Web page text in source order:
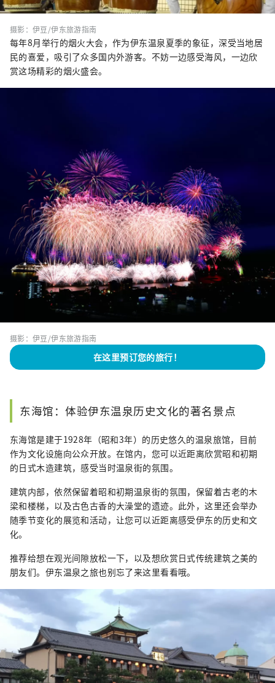
摄影：伊豆/伊东旅游指南
每年8月举行的烟火大会，作为伊东温泉夏季的象征，深受当地居
民的喜爱，吸引了众多国内外游客。不妨一边感受海风，一边欣
赏这场精彩的烟火盛会。
摄影：伊豆/伊东旅游指南
在这里预订您的旅行！
东海馆：体验伊东温泉历史文化的著名景点
东海馆是建于1928年（昭和3年）的历史悠久的温泉旅馆，目前
作为文化设施向公众开放。在馆内，您可以近距离欣赏昭和初期
的日式木造建筑，感受当时温泉街的氛围。
建筑内部，依然保留着昭和初期温泉街的氛围，保留着古老的木
梁和楼梯，以及古色古香的大澡堂的遗迹。此外，这里还会举办
随季节变化的展览和活动，让您可以近距离感受伊东的历史和文
化。
推荐给想在观光间隙放松一下，以及想欣赏日式传统建筑之美的
朋友们。伊东温泉之旅也别忘了来这里看看哦。